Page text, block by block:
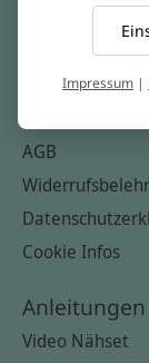
AGB
Cookie Infos
Anleitungen
Video Nähset
Impressum |